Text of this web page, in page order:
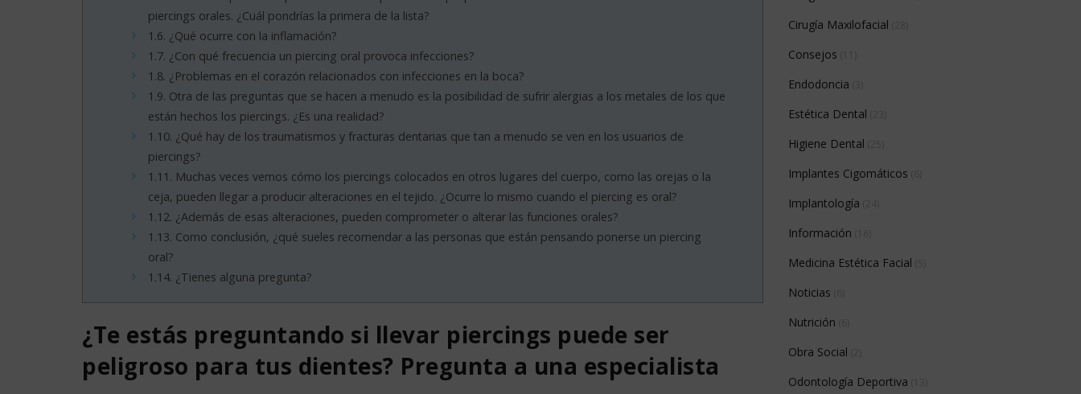
piercings orales. ¿Cuál pondrías la primera de la lista?
1.6. ¿Qué ocurre con la inflamación?
1.7. ¿Con qué frecuencia un piercing oral provoca infecciones?
1.8. ¿Problemas en el corazón relacionados con infecciones en la boca?
1.9. Otra de las preguntas que se hacen a menudo es la posibilidad de sufrir alergias a los metales de los que
están hechos los piercings. ¿Es una realidad?
1.10. ¿Qué hay de los traumatismos y fracturas dentarias que tan a menudo se ven en los usuarios de
piercings?
1.11. Muchas veces vemos cómo los piercings colocados en otros lugares del cuerpo, como las orejas o la
ceja, pueden llegar a producir alteraciones en el tejido. ¿Ocurre lo mismo cuando el piercing es oral?
1.12. ¿Además de esas alteraciones, pueden comprometer o alterar las funciones orales?
1.13. Como conclusión, ¿qué sueles recomendar a las personas que están pensando ponerse un piercing
oral?
1.14. ¿Tienes alguna pregunta?
¿Te estás preguntando si llevar piercings puede ser
peligroso para tus dientes? Pregunta a una especialista
Cirugía Maxilofacial
Consejos
Endodoncia
Estética Dental
Higiene Dental
Implantes Cigomáticos
Implantología
Información
Medicina Estética Facial
Noticias
Nutrición
Obra Social
Odontología Deportiva